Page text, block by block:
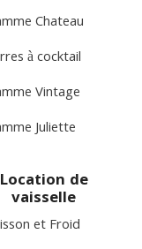
Chateau
à cocktail
Vintage
Juliette
Location de
vaisselle
et Froid